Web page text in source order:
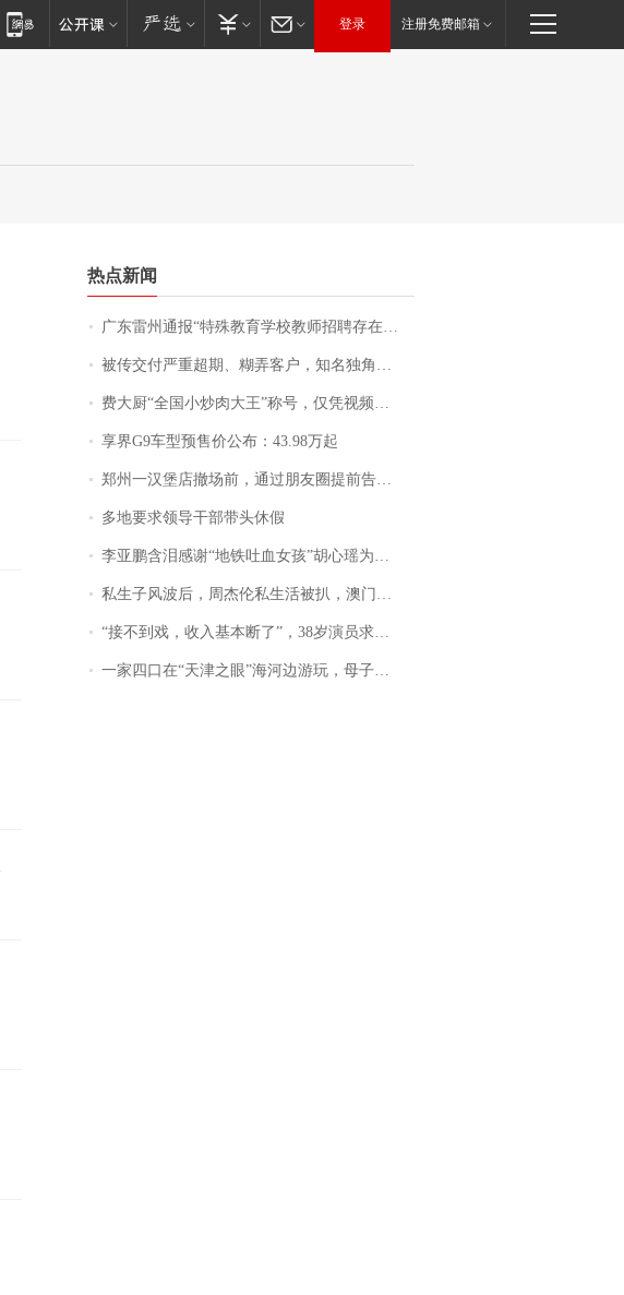
登录 注册免费邮箱
热点新闻
广东雷州通报“特殊教育学校教师招聘存在违规行为”：已启动问责程序 副校长被停职
被传交付严重超期、糊弄客户，知名独角兽车企创始人回应：都没证据，将依法采取措施，“本人长期与美国交管局保持沟通，对方表示肯定”
费大厨“全国小炒肉大王”称号，仅凭视频评出？中国烹饪协会回应
享界G9车型预售价公布：43.98万起
郑州一汉堡店撤场前，通过朋友圈提前告知逐一退费，有顾客仅剩1元也全被退回，分文不少；顾客：言而有信，让人感动
多地要求领导干部带头休假
李亚鹏含泪感谢“地铁吐血女孩”胡心瑶为嫣然天使捐99999元：这份捐赠太沉重，尊重其捐赠意愿，个人向胡心瑶和她的病友之家各捐赠99999元
私生子风波后，周杰伦私生活被扒，澳门输10亿传闻早已经水落石出
“接不到戏，收入基本断了”，38岁演员求职景区NPC：工作量断崖式下跌，留给我试错的时间不多了
一家四口在“天津之眼”海河边游玩，母子俩不幸溺亡